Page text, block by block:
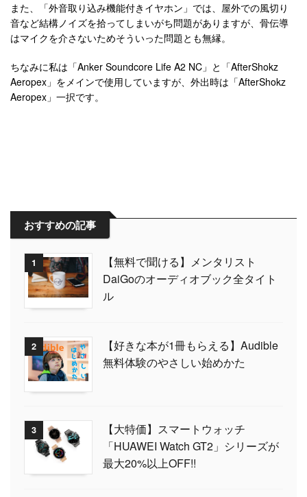
また、「外音取り込み機能付きイヤホン」では、屋外での風切り
音など結構ノイズを拾ってしまいがち問題がありますが、骨伝導
はマイクを介さないためそういった問題とも無縁。
ちなみに私は「Anker Soundcore Life A2 NC」と「AfterShokz
Aeropex」をメインで使用していますが、外出時は「AfterShokz
Aeropex」一択です。
おすすめの記事
1
【無料で聞ける】メンタリスト
DaiGoのオーディオブック全タイト
ル
2
【好きな本が1冊もらえる】Audible
無料体験のやさしい始めかた
3
【大特価】スマートウォッチ
「HUAWEI Watch GT2」シリーズが
最大20%以上OFF!!